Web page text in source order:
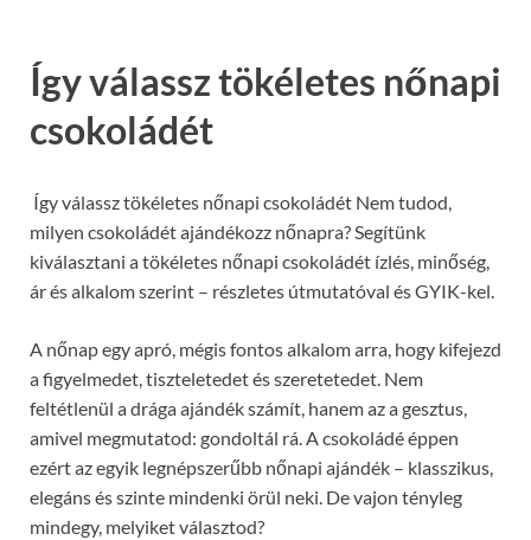
Így válassz tökéletes nőnapi
csokoládét
Így válassz tökéletes nőnapi csokoládét Nem tudod,
milyen csokoládét ajándékozz nőnapra? Segítünk
kiválasztani a tökéletes nőnapi csokoládét ízlés, minőség,
ár és alkalom szerint – részletes útmutatóval és GYIK-kel.
A nőnap egy apró, mégis fontos alkalom arra, hogy kifejezd
a figyelmedet, tiszteletedet és szeretetedet. Nem
feltétlenül a drága ajándék számít, hanem az a gesztus,
amivel megmutatod: gondoltál rá. A csokoládé éppen
ezért az egyik legnépszerűbb nőnapi ajándék – klasszikus,
elegáns és szinte mindenki örül neki. De vajon tényleg
mindegy, melyiket választod?